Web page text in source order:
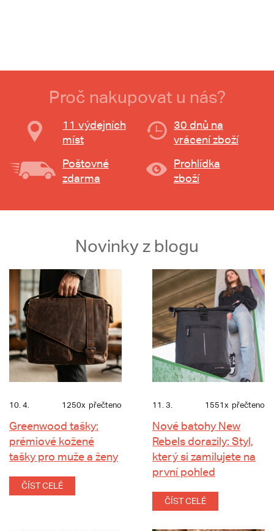
Proč nakupovat u nás?
11 výdejních
míst
30 dnů na
vrácení zboží
Poštovné
zdarma
Prohlídka
zboží
Novinky z blogu
10. 4. 1250x přečteno
Greenwood tašky:
prémiové kožené
tašky pro muže a ženy
ČÍST CELÉ
11. 3. 1551x přečteno
Nové batohy New
Rebels dorazily: Styl,
který si zamilujete na
první pohled
ČÍST CELÉ